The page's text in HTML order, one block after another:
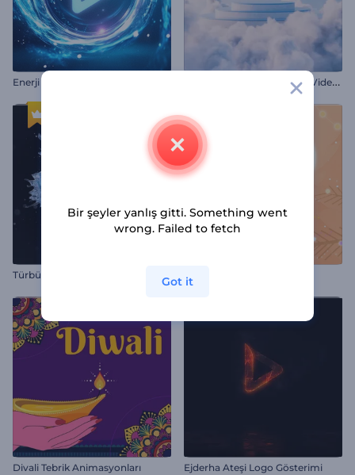
Enerji Girdabı Giriş P
astel Renkli Bulutlar Giriş Videosu
Türbülanslı Su Küresi Logo Neşeli Noel Fareleri Giriş
Divali Tebrik Animasyonları Ejderha Ateşi Logo Gösterimi
Bir şeyler yanlış gitti. Something went
wrong. Failed to fetch
Got it